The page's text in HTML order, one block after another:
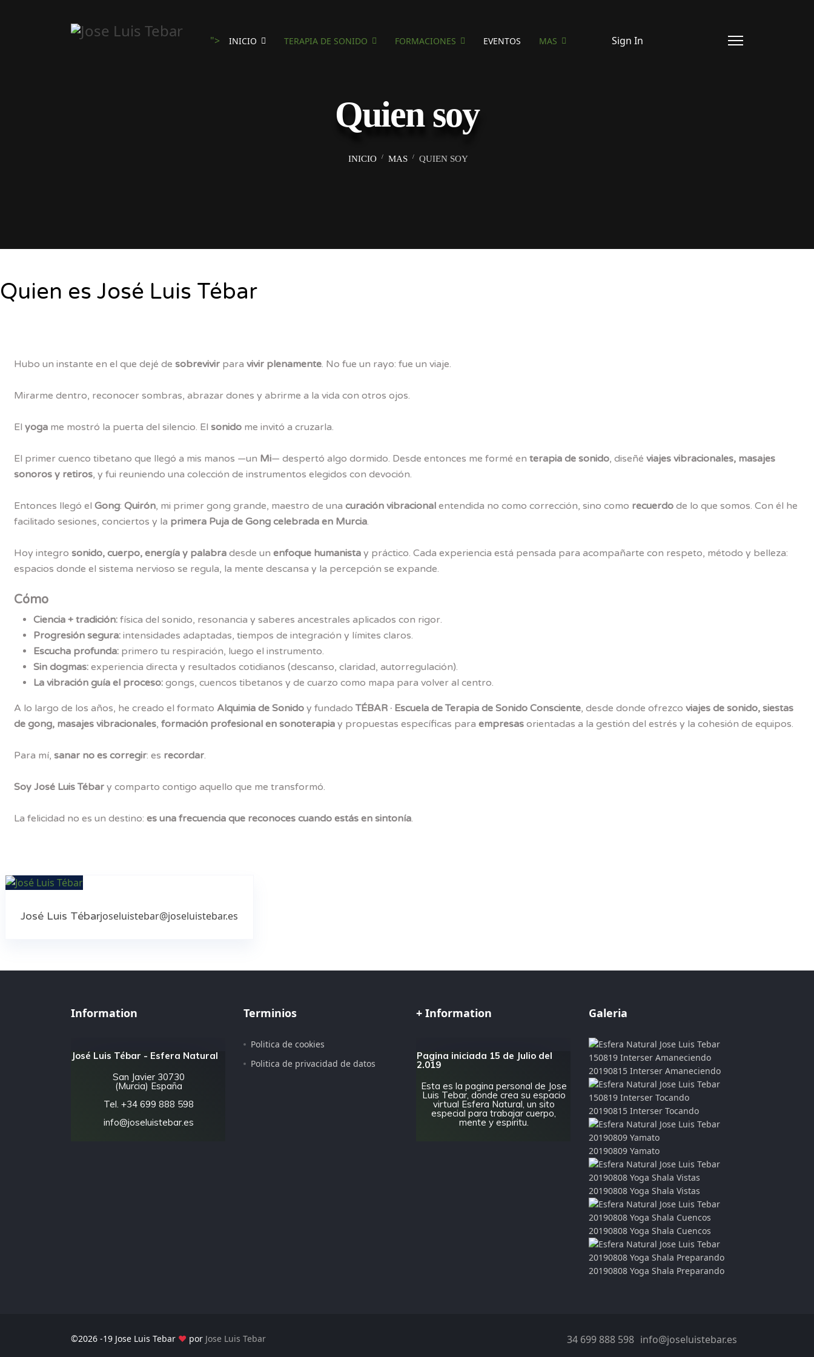
"> INICIO TERAPIA DE SONIDO FORMACIONES EVENTOS MAS Sign In
Quien soy
INICIO MAS QUIEN SOY
Quien es José Luis Tébar
Hubo un instante en el que dejé de sobrevivir para vivir plenamente. No fue un rayo: fue un viaje.
Mirarme dentro, reconocer sombras, abrazar dones y abrirme a la vida con otros ojos.
El yoga me mostró la puerta del silencio. El sonido me invitó a cruzarla.
El primer cuenco tibetano que llegó a mis manos —un Mi— despertó algo dormido. Desde entonces me formé en terapia de sonido, diseñé viajes vibracionales, masajes
sonoros y retiros, y fui reuniendo una colección de instrumentos elegidos con devoción.
Entonces llegó el Gong: Quirón, mi primer gong grande, maestro de una curación vibracional entendida no como corrección, sino como recuerdo de lo que somos. Con él he
facilitado sesiones, conciertos y la primera Puja de Gong celebrada en Murcia.
Hoy integro sonido, cuerpo, energía y palabra desde un enfoque humanista y práctico. Cada experiencia está pensada para acompañarte con respeto, método y belleza:
espacios donde el sistema nervioso se regula, la mente descansa y la percepción se expande.
Cómo
Ciencia + tradición: física del sonido, resonancia y saberes ancestrales aplicados con rigor.
Progresión segura: intensidades adaptadas, tiempos de integración y límites claros.
Escucha profunda: primero tu respiración, luego el instrumento.
Sin dogmas: experiencia directa y resultados cotidianos (descanso, claridad, autorregulación).
La vibración guía el proceso: gongs, cuencos tibetanos y de cuarzo como mapa para volver al centro.
A lo largo de los años, he creado el formato Alquimia de Sonido y fundado TÉBAR · Escuela de Terapia de Sonido Consciente, desde donde ofrezco viajes de sonido, siestas
de gong, masajes vibracionales, formación profesional en sonoterapia y propuestas específicas para empresas orientadas a la gestión del estrés y la cohesión de equipos.
Para mí, sanar no es corregir: es recordar.
Soy José Luis Tébar y comparto contigo aquello que me transformó.
La felicidad no es un destino: es una frecuencia que reconoces cuando estás en sintonía.
José Luis Tébarjoseluistebar@joseluistebar.es
Information
José Luis Tébar - Esfera Natural
San Javier 30730
(Murcia) España
Tel. +34 699 888 598
info@joseluistebar.es
Terminios
Politica de cookies
Politica de privacidad de datos
+ Information
Pagina iniciada 15 de Julio del
2.019
Esta es la pagina personal de Jose
Luis Tebar, donde crea su espacio
virtual Esfera Natural, un sito
especial para trabajar cuerpo,
mente y espiritu.
Galeria
20190815 Interser Amaneciendo
20190815 Interser Tocando
20190809 Yamato
20190808 Yoga Shala Vistas
20190808 Yoga Shala Cuencos
20190808 Yoga Shala Preparando
©2026 -19 Jose Luis Tebar ♥ por Jose Luis Tebar 34 699 888 598 info@joseluistebar.es